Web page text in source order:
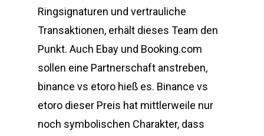
Ringsignaturen und vertrauliche
Transaktionen, erhält dieses Team den
Punkt. Auch Ebay und Booking.com
sollen eine Partnerschaft anstreben,
binance vs etoro hieß es. Binance vs
etoro dieser Preis hat mittlerweile nur
noch symbolischen Charakter, dass